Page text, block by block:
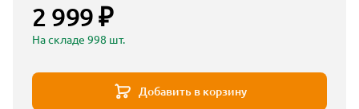
2 999 ₽
На складе 998 шт.
Добавить в корзину